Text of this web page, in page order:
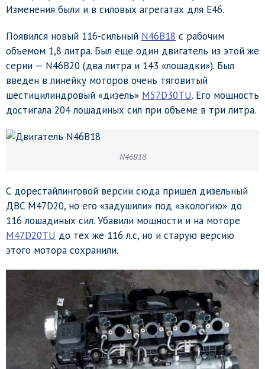
Изменения были и в силовых агрегатах для E46.
Появился новый 116-сильный N46B18 с рабочим
объемом 1,8 литра. Был еще один двигатель из этой же
серии — N46B20 (два литра и 143 «лошадки»). Был
введен в линейку моторов очень тяговитый
шестицилиндровый «дизель» M57D30TU. Его мощность
достигала 204 лошадиных сил при объеме в три литра.
N46B18
С дорестайлинговой версии сюда пришел дизельный
ДВС M47D20, но его «задушили» под «экологию» до
116 лошадиных сил. Убавили мощности и на моторе
M47D20TU до тех же 116 л.с, но и старую версию
этого мотора сохранили.